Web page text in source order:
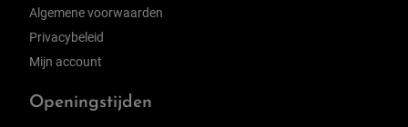
Algemene voorwaarden
Privacybeleid
Mijn account
Openingstijden